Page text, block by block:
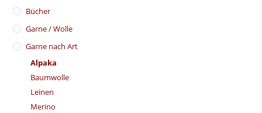
Bücher
Garne / Wolle
Garne nach Art
Alpaka
Baumwolle
Leinen
Merino